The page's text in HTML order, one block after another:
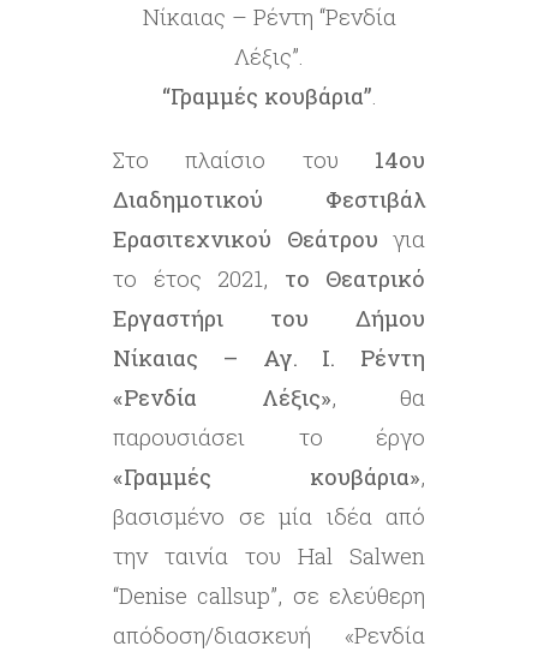
Νίκαιας – Ρέντη “Ρενδία
Λέξις”.
“Γραμμές κουβάρια”.
Στο πλαίσιο του 14ου
Διαδημοτικού Φεστιβάλ
Ερασιτεχνικού Θεάτρου για
το έτος 2021, το Θεατρικό
Εργαστήρι του Δήμου
Νίκαιας – Αγ. Ι. Ρέντη
«Ρενδία Λέξις», θα
παρουσιάσει το έργο
«Γραμμές κουβάρια»,
βασισμένο σε μία ιδέα από
την ταινία του Hal Salwen
“Denise callsup”, σε ελεύθερη
απόδοση/διασκευή «Ρενδία